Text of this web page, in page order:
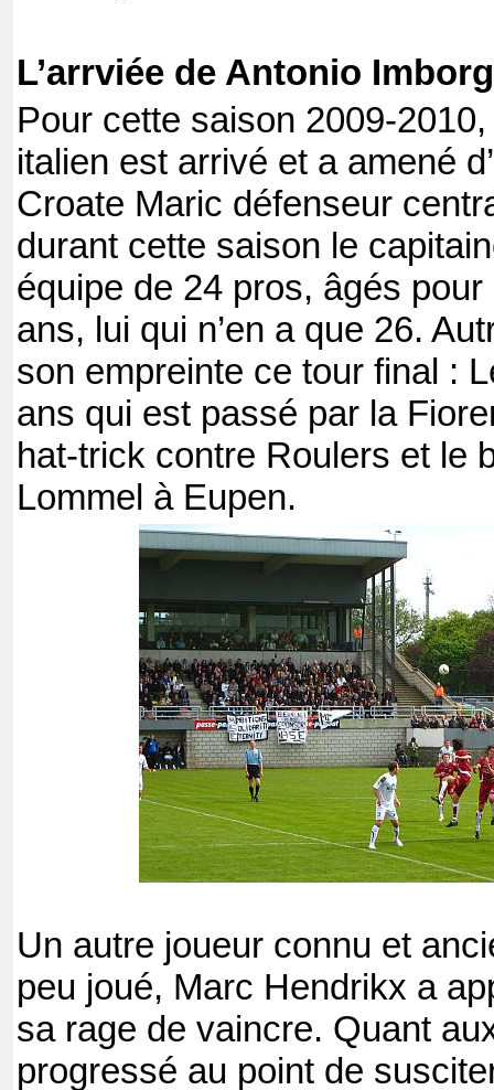
L’arrviée de Antonio
Pour cette saison 2009-
italien est arrivé et a amené
Croate Maric défenseur
durant cette saison le
équipe de 24 pros, âgés
ans, lui qui n’en a que 26.
son empreinte ce tour final :
ans qui est passé par la
hat-trick contre Roulers et le
Lommel à Eupen.
Un autre joueur connu et
peu joué, Marc Hendrikx a
sa rage de vaincre. Quant
progressé au point de